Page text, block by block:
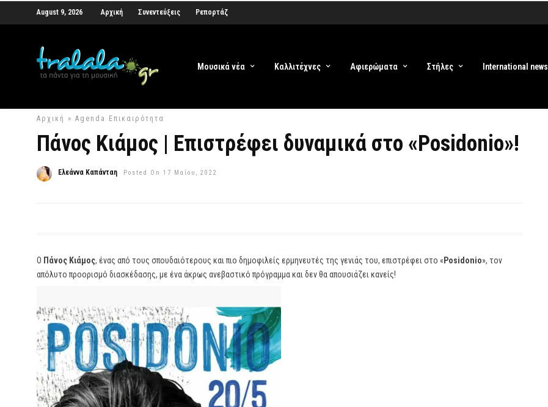
August 9, 2026 Αρχική Συνεντεύξεις Ρεπορτάζ
Μουσικά νέα Καλλιτέχνες Αφιερώματα Στήλες International news
Αρχική » Agenda Επικαιρότητα
Πάνος Κιάμος | Επιστρέφει δυναμικά στο «Posidonio»!
Ελεάννα Καπάνταη Posted On 17 Μαΐου, 2022
Ο Πάνος Κιάμος, ένας από τους σπουδαιότερους και πιο δημοφιλείς ερμηνευτές της γενιάς του, επιστρέφει στο « Posidonio», τον
απόλυτο προορισμό διασκέδασης, με ένα άκρως ανεβαστικό πρόγραμμα και δεν θα απουσιάζει κανείς!